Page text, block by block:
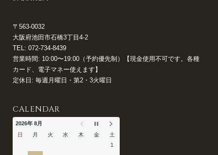
〒563-0032
大阪府池田市石橋3丁目4-2
TEL: 072-734-8439
営業時間: 10:00〜19:00（予約優先制）【現金使用不可です。各種
カード、電子マネー使えます】
定休日: 毎週月曜日・第2・3火曜日
CALENDAR
2026年 8月
日
月 火 水 木 金
土
1